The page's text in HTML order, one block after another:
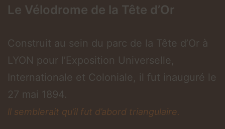
Le Vélodrome de la Tête d’Or
Construit au sein du parc de la Tête d’Or à
LYON pour l’Exposition Universelle,
Internationale et Coloniale, il fut inauguré le
27 mai 1894.
ll semblerait qu’il fut d’abord triangulaire.